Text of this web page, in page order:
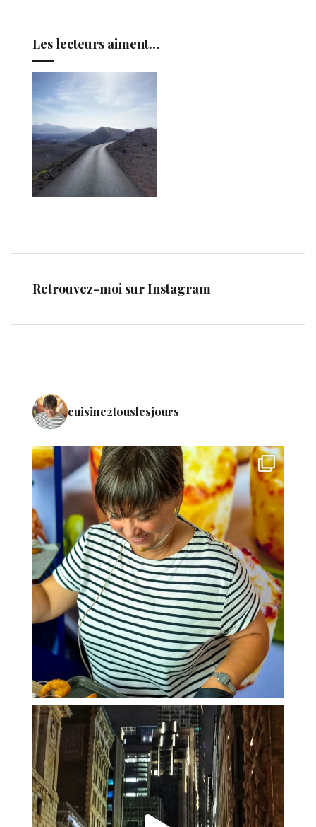
Les lecteurs aiment…
Retrouvez-moi sur Instagram
cuisine2touslesjours